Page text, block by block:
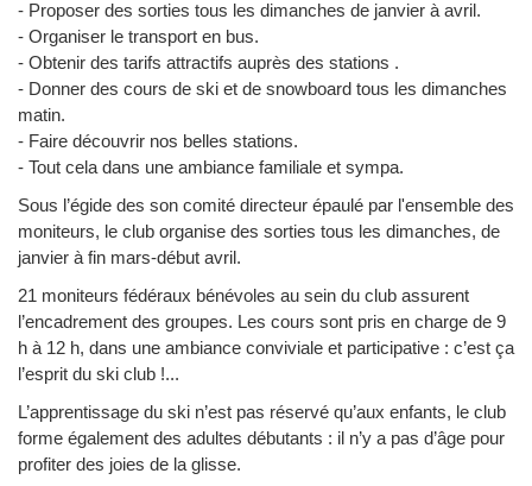
- Proposer des sorties tous les dimanches de janvier à avril.
- Organiser le transport en bus.
- Obtenir des tarifs attractifs auprès des stations .
- Donner des cours de ski et de snowboard tous les dimanches
matin.
- Faire découvrir nos belles stations.
- Tout cela dans une ambiance familiale et sympa.
Sous l’égide des son comité directeur épaulé par l'ensemble des
moniteurs, le club organise des sorties tous les dimanches, de
janvier à fin mars-début avril.
21 moniteurs fédéraux bénévoles au sein du club assurent
l’encadrement des groupes. Les cours sont pris en charge de 9
h à 12 h, dans une ambiance conviviale et participative : c’est ça
l’esprit du ski club !...
L’apprentissage du ski n’est pas réservé qu’aux enfants, le club
forme également des adultes débutants : il n’y a pas d’âge pour
profiter des joies de la glisse.